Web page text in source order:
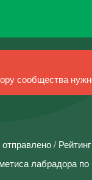
сообщества
/
лабрадора